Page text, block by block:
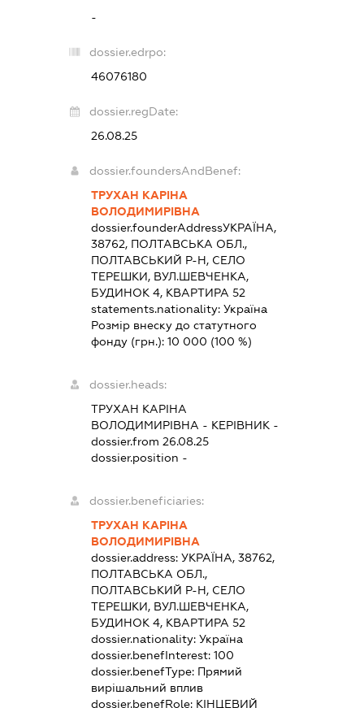
-
dossier.edrpo:
46076180
dossier.regDate:
26.08.25
dossier.foundersAndBenef:
ТРУХАН КАРІНА
ВОЛОДИМИРІВНА
dossier.founderAddressУКРАЇНА,
38762, ПОЛТАВСЬКА ОБЛ.,
ПОЛТАВСЬКИЙ Р-Н, СЕЛО
ТЕРЕШКИ, ВУЛ.ШЕВЧЕНКА,
БУДИНОК 4, КВАРТИРА 52
statements.nationality: Україна
Розмір внеску до статутного
фонду (грн.): 10 000 (100 %)
dossier.heads:
ТРУХАН КАРІНА
ВОЛОДИМИРІВНА - КЕРІВНИК -
dossier.from 26.08.25
dossier.position -
dossier.beneficiaries:
ТРУХАН КАРІНА
ВОЛОДИМИРІВНА
dossier.address: УКРАЇНА, 38762,
ПОЛТАВСЬКА ОБЛ.,
ПОЛТАВСЬКИЙ Р-Н, СЕЛО
ТЕРЕШКИ, ВУЛ.ШЕВЧЕНКА,
БУДИНОК 4, КВАРТИРА 52
dossier.nationality: Україна
dossier.benefInterest: 100
dossier.benefType: Прямий
вирішальний вплив
dossier.benefRole: КІНЦЕВИЙ